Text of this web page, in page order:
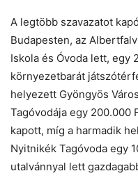
A legtöbb szavazatot
Budapesten, az
Iskola és Óvoda lett, egy
környezetbarát
helyezett Gyöngyös
Tagóvodája egy 200.000
kapott, míg a harmadik
Nyitnikék Tagóvoda egy
utalvánnyal lett